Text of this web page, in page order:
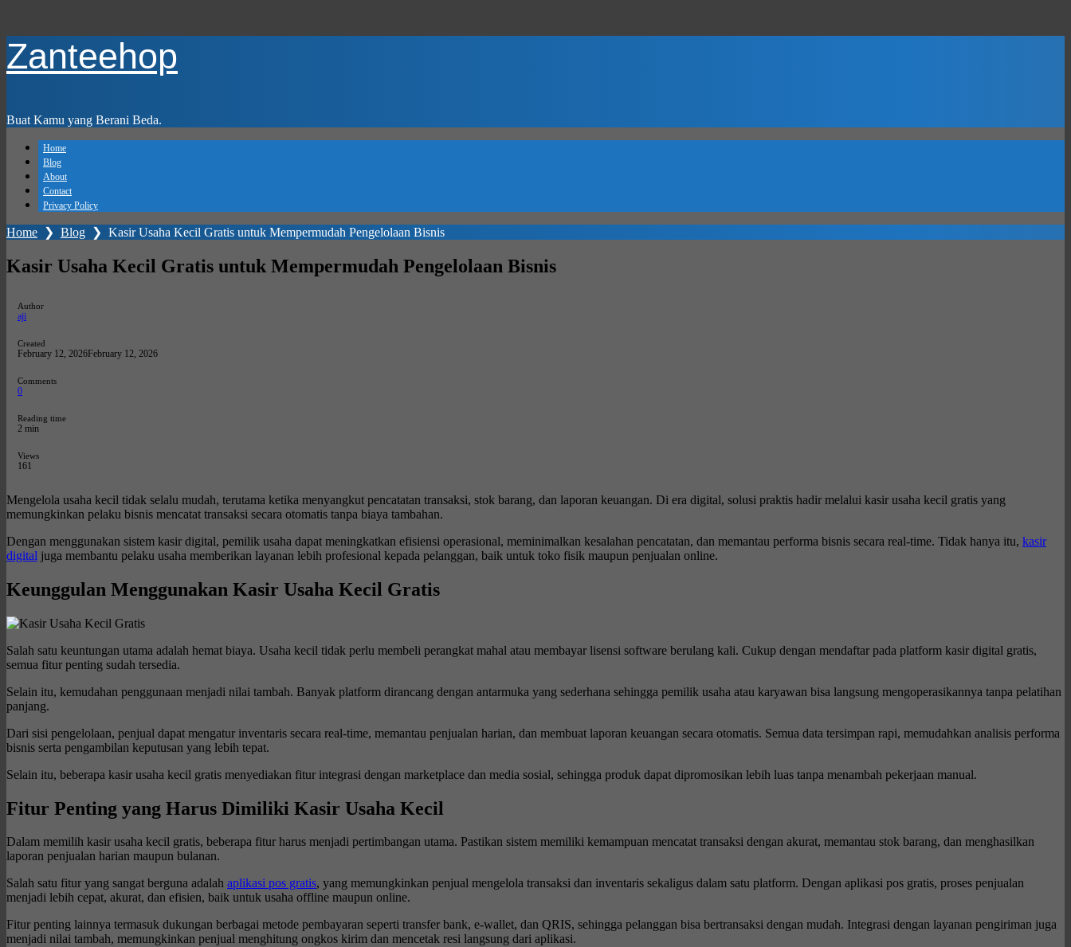
Skip
to
main
Zanteehop
Buat Kamu yang Berani Beda.
Home
Blog
About
Contact
Privacy Policy
Home ❯ Blog ❯ Kasir Usaha Kecil Gratis untuk Mempermudah Pengelolaan Bisnis
Kasir Usaha Kecil Gratis untuk Mempermudah Pengelolaan Bisnis
Author
aji
Created
February 12, 2026February 12, 2026
Comments
0
Reading time
2 min
Views
161
Mengelola usaha kecil tidak selalu mudah, terutama ketika menyangkut pencatatan transaksi, stok barang, dan laporan keuangan. Di era digital, solusi praktis hadir melalui kasir usaha kecil gratis yang
memungkinkan pelaku bisnis mencatat transaksi secara otomatis tanpa biaya tambahan.
Dengan menggunakan sistem kasir digital, pemilik usaha dapat meningkatkan efisiensi operasional, meminimalkan kesalahan pencatatan, dan memantau performa bisnis secara real-time. Tidak hanya itu, kasir
digital juga membantu pelaku usaha memberikan layanan lebih profesional kepada pelanggan, baik untuk toko fisik maupun penjualan online.
Keunggulan Menggunakan Kasir Usaha Kecil Gratis
Salah satu keuntungan utama adalah hemat biaya. Usaha kecil tidak perlu membeli perangkat mahal atau membayar lisensi software berulang kali. Cukup dengan mendaftar pada platform kasir digital gratis,
semua fitur penting sudah tersedia.
Selain itu, kemudahan penggunaan menjadi nilai tambah. Banyak platform dirancang dengan antarmuka yang sederhana sehingga pemilik usaha atau karyawan bisa langsung mengoperasikannya tanpa pelatihan
panjang.
Dari sisi pengelolaan, penjual dapat mengatur inventaris secara real-time, memantau penjualan harian, dan membuat laporan keuangan secara otomatis. Semua data tersimpan rapi, memudahkan analisis performa
bisnis serta pengambilan keputusan yang lebih tepat.
Selain itu, beberapa kasir usaha kecil gratis menyediakan fitur integrasi dengan marketplace dan media sosial, sehingga produk dapat dipromosikan lebih luas tanpa menambah pekerjaan manual.
Fitur Penting yang Harus Dimiliki Kasir Usaha Kecil
Dalam memilih kasir usaha kecil gratis, beberapa fitur harus menjadi pertimbangan utama. Pastikan sistem memiliki kemampuan mencatat transaksi dengan akurat, memantau stok barang, dan menghasilkan
laporan penjualan harian maupun bulanan.
Salah satu fitur yang sangat berguna adalah aplikasi pos gratis, yang memungkinkan penjual mengelola transaksi dan inventaris sekaligus dalam satu platform. Dengan aplikasi pos gratis, proses penjualan
menjadi lebih cepat, akurat, dan efisien, baik untuk usaha offline maupun online.
Fitur penting lainnya termasuk dukungan berbagai metode pembayaran seperti transfer bank, e-wallet, dan QRIS, sehingga pelanggan bisa bertransaksi dengan mudah. Integrasi dengan layanan pengiriman juga
menjadi nilai tambah, memungkinkan penjual menghitung ongkos kirim dan mencetak resi langsung dari aplikasi.